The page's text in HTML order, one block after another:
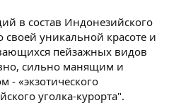
в состав Индонезийского
своей уникальной красоте и
пейзажных видов
сильно манящим и
- «экзотического
уголка-курорта".